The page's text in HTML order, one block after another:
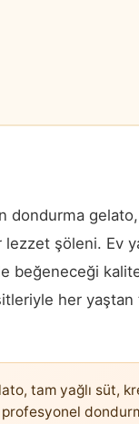
dondurma
şöleni. Ev
beğeneceği
her yaştan
tam yağlı süt,
profesyonel